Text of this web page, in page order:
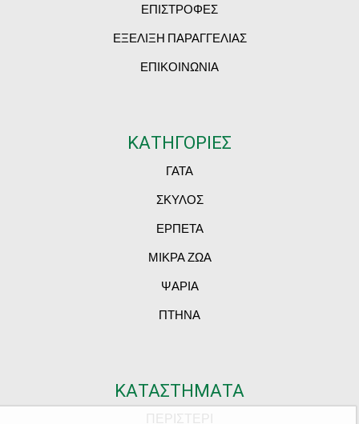
ΕΠΙΣΤΡΟΦΕΣ
ΕΞΕΛΙΞΗ ΠΑΡΑΓΓΕΛΙΑΣ
ΕΠΙΚΟΙΝΩΝΙΑ
ΚΑΤΗΓΟΡΙΕΣ
ΓΑΤΑ
ΣΚΥΛΟΣ
ΕΡΠΕΤΑ
ΜΙΚΡΑ ΖΩΑ
ΨΑΡΙΑ
ΠΤΗΝΑ
ΚΑΤΑΣΤΗΜΑΤΑ